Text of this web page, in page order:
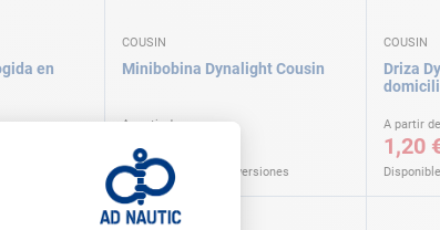
en
COUSIN
Minibobina Dynalight Cousin
A partir de
22,90 €
Disponible en varias versiones
COUSIN
Driza
A partir de
1,20